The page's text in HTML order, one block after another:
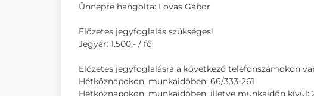
Ünnepre hangolta: Lovas Gábor
Előzetes jegyfoglalás szükséges!
Jegyár: 1.500,- / fő
Előzetes jegyfoglalásra a következő telefonszámokon
Hétköznapokon, munkaidőben: 66/333-261
Hétköznapokon, munkaidőben, illetve munkaidőn kívül: